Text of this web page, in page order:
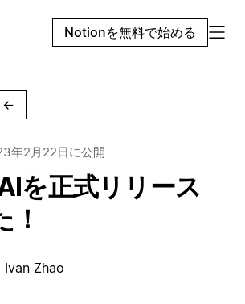
Notionを無料で始める
←
年2月22日に公開
を正式リリース
！
Ivan Zhao